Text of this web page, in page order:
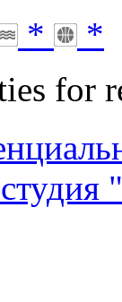
*
*
for